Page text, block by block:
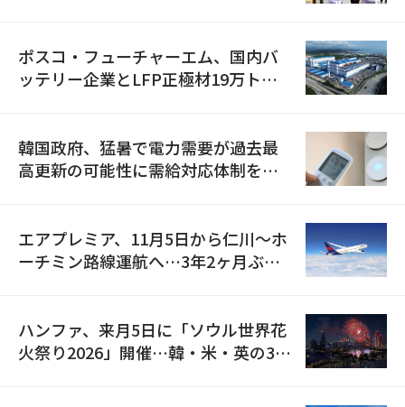
ポスコ・フューチャーエム、国内バ
ッテリー企業とLFP正極材19万トン
韓国政府、猛暑で電力需要が過去最
高更新の可能性に需給対応体制を点
エアプレミア、11月5日から仁川〜ホ
ーチミン路線運航へ…3年2ヶ月ぶり
ハンファ、来月5日に「ソウル世界花
火祭り2026」開催…韓・米・英の3カ